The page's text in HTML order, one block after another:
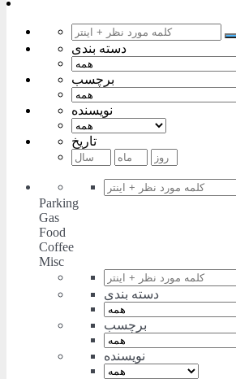
دسته بندی
برچسب
نویسنده
تاریخ
Parking
Gas
Food
Coffee
Misc
دسته بندی
برچسب
نویسنده